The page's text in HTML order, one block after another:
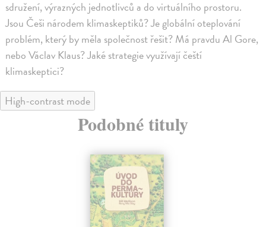
sdružení, výrazných jednotlivců a do virtuálního prostoru.
Jsou Češi národem klimaskeptiků? Je globální oteplování
problém, který by měla společnost řešit? Má pravdu Al Gore,
nebo Václav Klaus? Jaké strategie využívají čeští
klimaskeptici?
High-contrast mode
Podobné tituly